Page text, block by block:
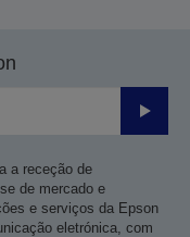
Enviar
a receção de
de mercado e
e serviços da Epson
eletrónica, com